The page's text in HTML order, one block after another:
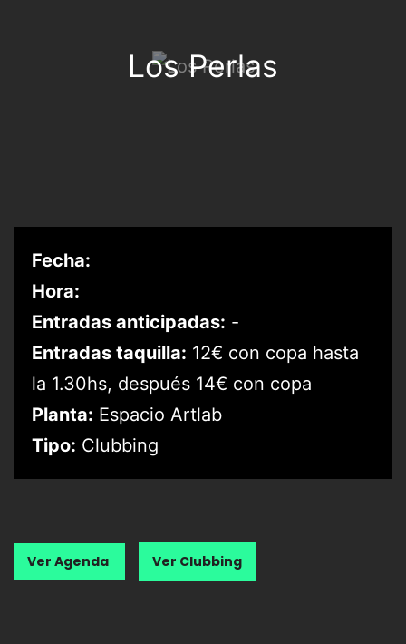
Los Perlas
Fecha:
Hora:
Entradas anticipadas: -
Entradas taquilla: 12€ con copa hasta
la 1.30hs, después 14€ con copa
Planta: Espacio Artlab
Tipo: Clubbing
Ver Agenda Ver Clubbing